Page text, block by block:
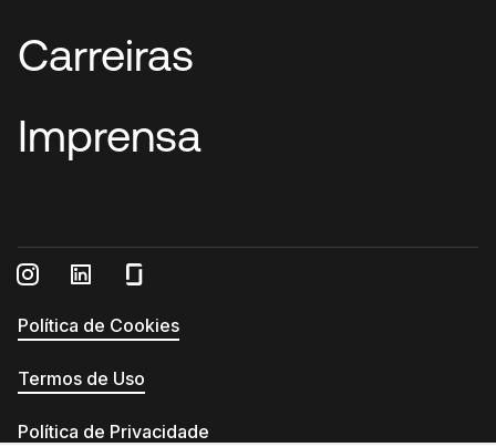
Carreiras
Imprensa
Política de Cookies
Termos de Uso
Política de Privacidade